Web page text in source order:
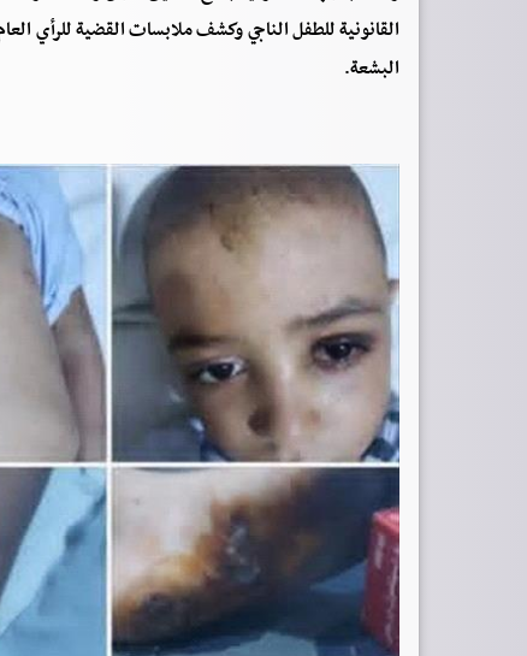
القانونية للطفل الناجي وكشف ملابسات القضية للرأي
البشعة.